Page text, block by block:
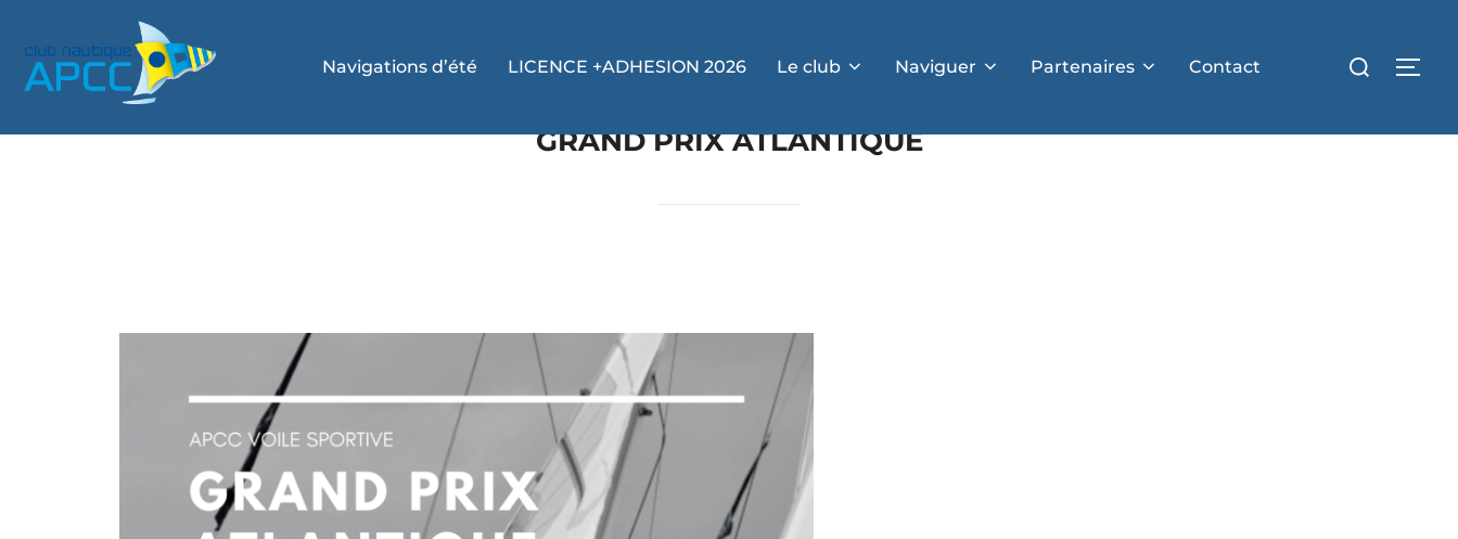
Navigations d’été LICENCE +ADHESION 2026 Le club Naviguer Partenaires Contact
GRAND PRIX ATLANTIQUE